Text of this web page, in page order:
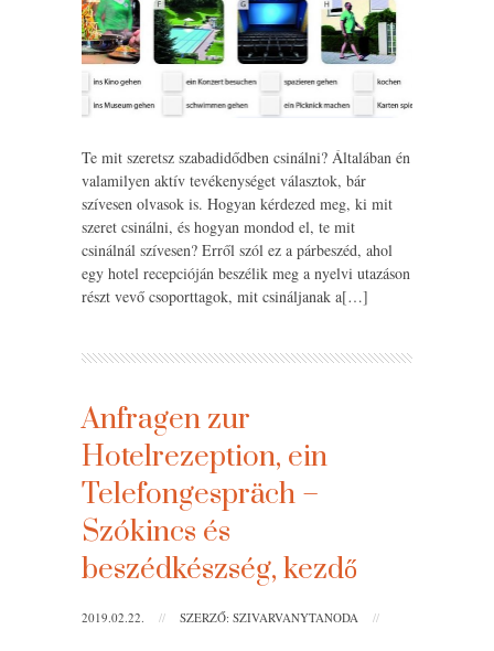
Te mit szeretsz szabadidődben csinálni? Általában én
valamilyen aktív tevékenységet választok, bár
szívesen olvasok is. Hogyan kérdezed meg, ki mit
szeret csinálni, és hogyan mondod el, te mit
csinálnál szívesen? Erről szól ez a párbeszéd, ahol
egy hotel recepcióján beszélik meg a nyelvi utazáson
részt vevő csoporttagok, mit csináljanak a[…]
Anfragen zur
Hotelrezeption, ein
Telefongespräch –
Szókincs és
beszédkészség, kezdő
2019.02.22. // SZERZŐ: SZIVARVANYTANODA //